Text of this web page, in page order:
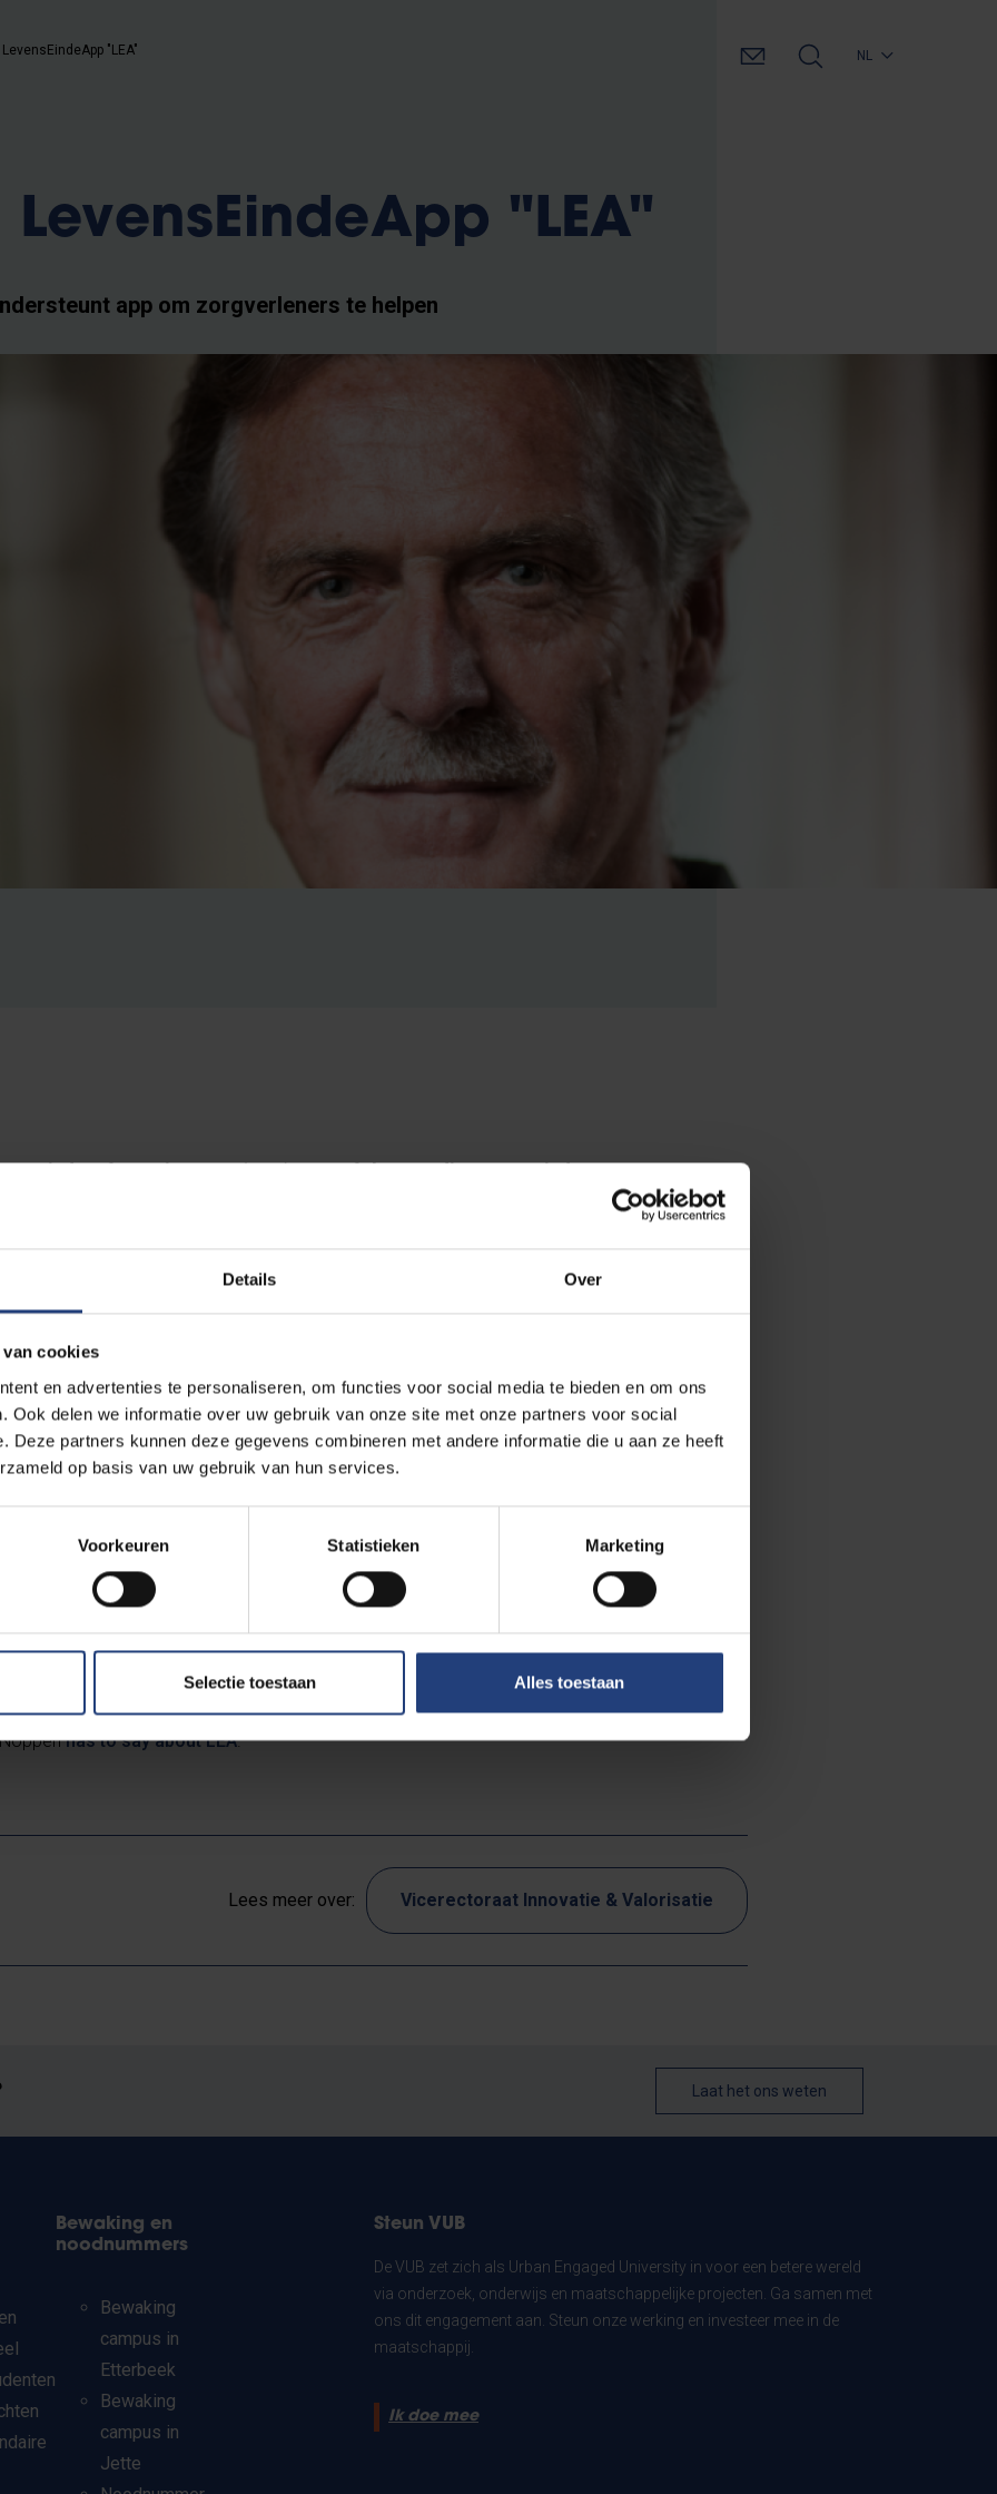
Details Over
van cookies
en advertenties te personaliseren, om functies voor social media te bieden en om ons
Ook delen we informatie over uw gebruik van onze site met onze partners voor social
Deze partners kunnen deze gegevens combineren met andere informatie die u aan ze heeft
op basis van uw gebruik van hun services.
Voorkeuren Statistieken Marketing
Selectie toestaan Alles toestaan
"LEA" NL
"LEA"
app om zorgverleners te helpen
InformatieForum (LEIF), part of the Waardig Levenseinde
are launching the LevensEindeApp (EndOfLifeApp, LEA) for doctors
and geriatrician Ann Vandenbroucke, LEIF doctor and general practitioner
expert Professor Wim Distelmans are behind this valuable initiative.
information about palliative care and the end of life. An overview of pain and
for physicians (for careful implementation of euthanasia), and the
in residential care centres are also explained in detail.
always available.
Noppenhas to say about LEA.
Lees meer over: Vicerectoraat Innovatie & Valorisatie
Laat het ons weten
Bewaking en
noodnummers
Bewaking
campus in
Etterbeek
Bewaking
campus in
Jette
Steun VUB
De VUB zet zich als Urban Engaged University in voor een betere wereld
via onderzoek, onderwijs en maatschappelijke projecten. Ga samen met
ons dit engagement aan. Steun onze werking en investeer mee in de
maatschappij.
Ik doe mee